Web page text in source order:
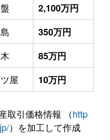
2,100万円
350万円
85万円
屋 10万円
取引価格情報 （http
）を加工して作成